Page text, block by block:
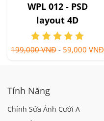
WPL 012 - PSD
layout 4D
199,000 VNĐ - 59,000 VNĐ
Tính Năng
Chỉnh Sửa Ảnh Cưới A